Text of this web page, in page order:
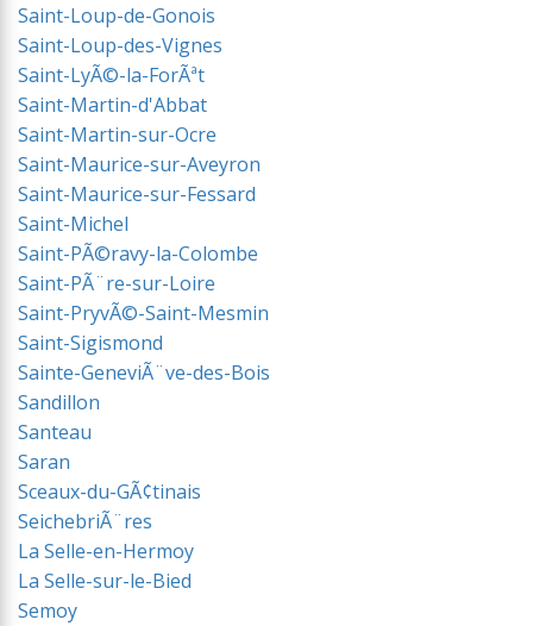
Saint-Loup-de-Gonois
Saint-Loup-des-Vignes
Saint-LyÃ©-la-ForÃªt
Saint-Martin-d'Abbat
Saint-Martin-sur-Ocre
Saint-Maurice-sur-Aveyron
Saint-Maurice-sur-Fessard
Saint-Michel
Saint-PÃ©ravy-la-Colombe
Saint-PÃ¨re-sur-Loire
Saint-PryvÃ©-Saint-Mesmin
Saint-Sigismond
Sainte-GeneviÃ¨ve-des-Bois
Sandillon
Santeau
Saran
Sceaux-du-GÃ¢tinais
SeichebriÃ¨res
La Selle-en-Hermoy
La Selle-sur-le-Bied
Semoy